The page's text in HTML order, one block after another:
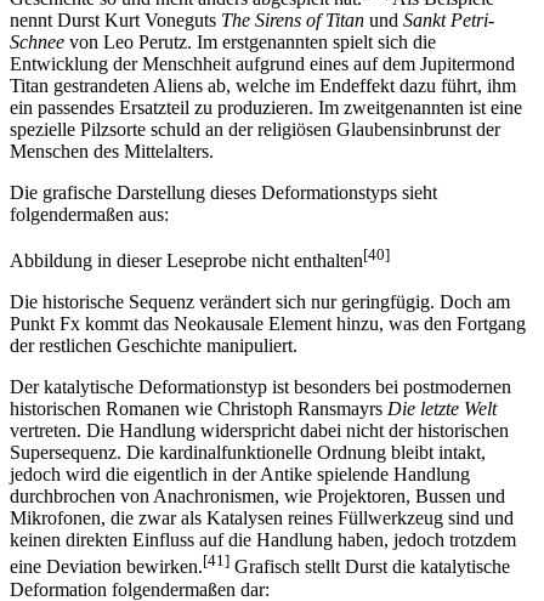
nennt Durst Kurt Voneguts The Sirens of Titan und Sankt Petri-
Schnee von Leo Perutz. Im erstgenannten spielt sich die
Entwicklung der Menschheit aufgrund eines auf dem Jupitermond
Titan gestrandeten Aliens ab, welche im Endeffekt dazu führt, ihm
ein passendes Ersatzteil zu produzieren. Im zweitgenannten ist eine
spezielle Pilzsorte schuld an der religiösen Glaubensinbrunst der
Menschen des Mittelalters.
Die grafische Darstellung dieses Deformationstyps sieht
folgendermaßen aus:
Abbildung in dieser Leseprobe nicht enthalten[40]
Die historische Sequenz verändert sich nur geringfügig. Doch am
Punkt Fx kommt das Neokausale Element hinzu, was den Fortgang
der restlichen Geschichte manipuliert.
Der katalytische Deformationstyp ist besonders bei postmodernen
historischen Romanen wie Christoph Ransmayrs Die letzte Welt
vertreten. Die Handlung widerspricht dabei nicht der historischen
Supersequenz. Die kardinalfunktionelle Ordnung bleibt intakt,
jedoch wird die eigentlich in der Antike spielende Handlung
durchbrochen von Anachronismen, wie Projektoren, Bussen und
Mikrofonen, die zwar als Katalysen reines Füllwerkzeug sind und
keinen direkten Einfluss auf die Handlung haben, jedoch trotzdem
eine Deviation bewirken.[41] Grafisch stellt Durst die katalytische
Deformation folgendermaßen dar: